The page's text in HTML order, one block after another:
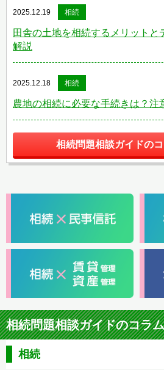
2025.12.19 相続
田舎の土地を相続するメリットと
解説
2025.12.18 相続
農地の相続に必要な手続きは？注
相続問題相談ガイドの
相続問題相談ガイドのコラム
相続